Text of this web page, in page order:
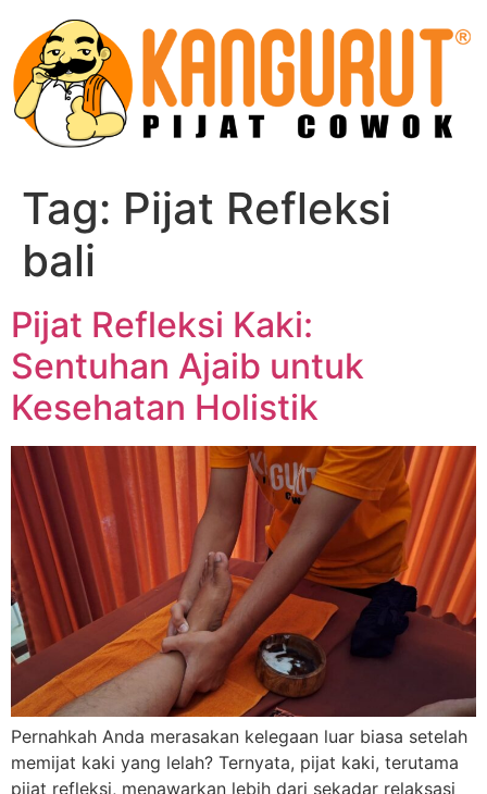
content
Tag: Pijat Refleksi
bali
Pijat Refleksi Kaki:
Sentuhan Ajaib untuk
Kesehatan Holistik
Pernahkah Anda merasakan kelegaan luar biasa setelah
memijat kaki yang lelah? Ternyata, pijat kaki, terutama
pijat refleksi, menawarkan lebih dari sekadar relaksasi